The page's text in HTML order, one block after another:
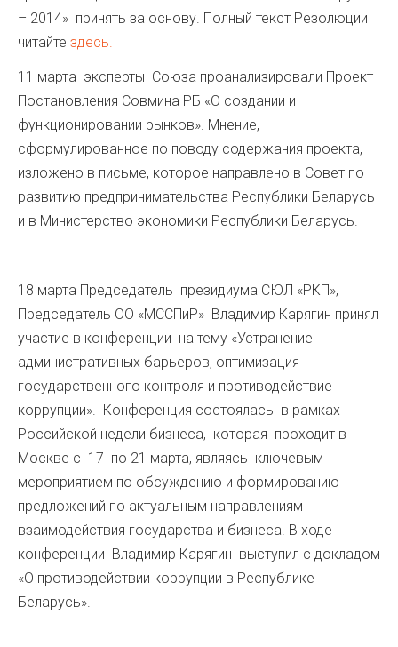
– 2014» принять за основу. Полный текст Резолюции
читайте здесь.
11 марта эксперты Союза проанализировали Проект
Постановления Совмина РБ «О создании и
функционировании рынков». Мнение,
сформулированное по поводу содержания проекта,
изложено в письме, которое направлено в Совет по
развитию предпринимательства Республики Беларусь
и в Министерство экономики Республики Беларусь.
18 марта Председатель президиума СЮЛ «РКП»,
Председатель ОО «МССПиР» Владимир Карягин принял
участие в конференции на тему «Устранение
административных барьеров, оптимизация
государственного контроля и противодействие
коррупции». Конференция состоялась в рамках
Российской недели бизнеса, которая проходит в
Москве с 17 по 21 марта, являясь ключевым
мероприятием по обсуждению и формированию
предложений по актуальным направлениям
взаимодействия государства и бизнеса. В ходе
конференции Владимир Карягин выступил с докладом
«О противодействии коррупции в Республике
Беларусь».